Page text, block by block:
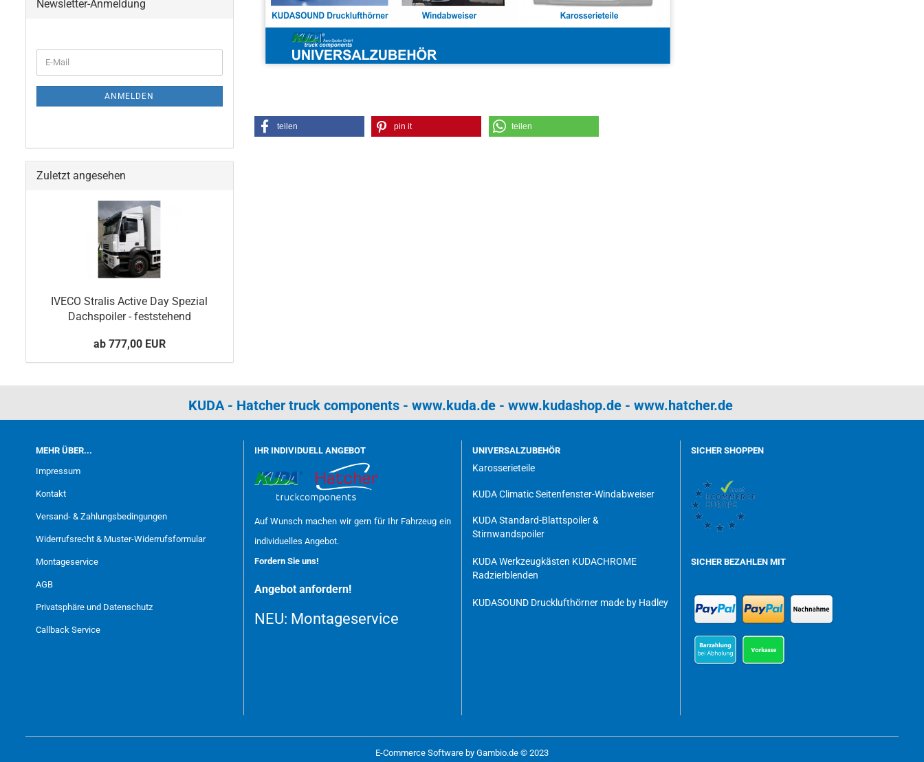
teilen pin it teilen
Newsletter-Anmeldung
ANMELDEN
Zuletzt angesehen
IVECO Stralis Active Day Spezial
Dachspoiler - feststehend
ab 777,00 EUR
KUDA - Hatcher truck components - www.kuda.de- www.kudashop.de- www.hatcher.de
MEHR ÜBER...
Impressum
Kontakt
Versand- & Zahlungsbedingungen
Widerrufsrecht & Muster-Widerrufsformular
Montageservice
AGB
Privatsphäre und Datenschutz
Callback Service
IHR INDIVIDUELL ANGEBOT
Auf Wunsch machen wir gern für Ihr Fahrzeug ein
individuelles Angebot.
Fordern Sie uns!
Angebot anfordern!
NEU: Montageservice
UNIVERSALZUBEHÖR
Karosserieteile
KUDA Climatic Seitenfenster-Windabweiser
KUDA Standard-Blattspoiler &
Stirnwandspoiler
KUDA Werkzeugkästen KUDACHROME
Radzierblenden
KUDASOUND Drucklufthörner made by Hadley
SICHER SHOPPEN
SICHER BEZAHLEN MIT
E-Commerce Software by Gambio.de © 2023